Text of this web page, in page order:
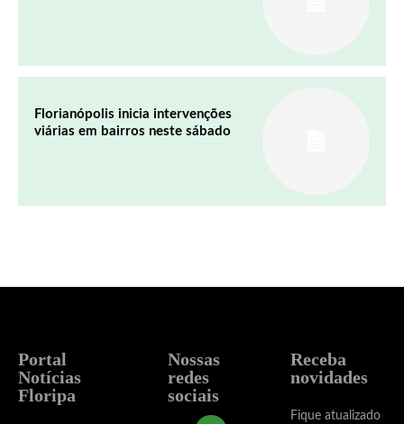
Florianópolis inicia intervenções
viárias em bairros neste sábado
Portal
Notícias
Floripa
Nossas
redes
sociais
Receba
novidades
Fique atualizado